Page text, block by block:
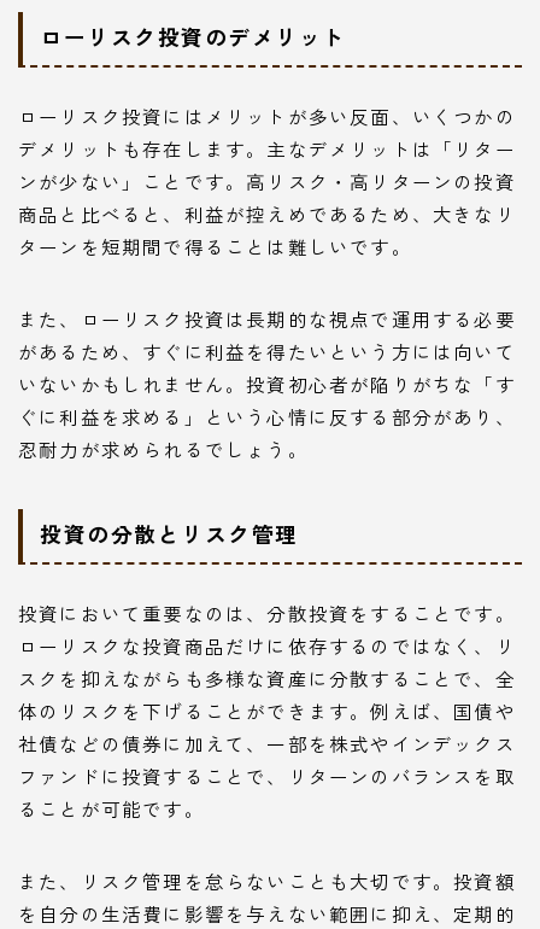
ローリスク投資のデメリット
ローリスク投資にはメリットが多い反面、いくつかの
デメリットも存在します。主なデメリットは「リター
ンが少ない」ことです。高リスク・高リターンの投資
商品と比べると、利益が控えめであるため、大きなリ
ターンを短期間で得ることは難しいです。
また、ローリスク投資は長期的な視点で運用する必要
があるため、すぐに利益を得たいという方には向いて
いないかもしれません。投資初心者が陥りがちな「す
ぐに利益を求める」という心情に反する部分があり、
忍耐力が求められるでしょう。
投資の分散とリスク管理
投資において重要なのは、分散投資をすることです。
ローリスクな投資商品だけに依存するのではなく、リ
スクを抑えながらも多様な資産に分散することで、全
体のリスクを下げることができます。例えば、国債や
社債などの債券に加えて、一部を株式やインデックス
ファンドに投資することで、リターンのバランスを取
ることが可能です。
また、リスク管理を怠らないことも大切です。投資額
を自分の生活費に影響を与えない範囲に抑え、定期的